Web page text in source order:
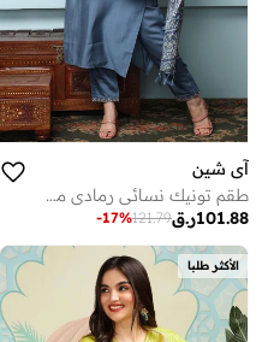
آي شين
طقم تونيك نسائي رمادي من الحرير الروماني مزين بطول كامل مناسب للكاجوال بقصة مستقيمة
ر.ق101.88
121.79
-17%
الأكثر طلبا